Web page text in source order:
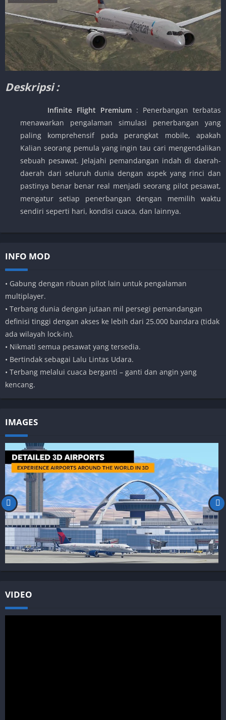
Deskripsi :
Infinite Flight Premium : Penerbangan terbatas
menawarkan pengalaman simulasi penerbangan yang
paling komprehensif pada perangkat mobile, apakah
Kalian seorang pemula yang ingin tau cari mengendalikan
sebuah pesawat. Jelajahi pemandangan indah di daerah-
daerah dari seluruh dunia dengan aspek yang rinci dan
pastinya benar benar real menjadi seorang pilot pesawat,
mengatur setiap penerbangan dengan memilih waktu
sendiri seperti hari, kondisi cuaca, dan lainnya.
INFO MOD
• Gabung dengan ribuan pilot lain untuk pengalaman
multiplayer.
• Terbang dunia dengan jutaan mil persegi pemandangan
definisi tinggi dengan akses ke lebih dari 25.000 bandara (tidak
ada wilayah lock-in).
• Nikmati semua pesawat yang tersedia.
• Bertindak sebagai Lalu Lintas Udara.
• Terbang melalui cuaca berganti – ganti dan angin yang
kencang.
IMAGES
VIDEO